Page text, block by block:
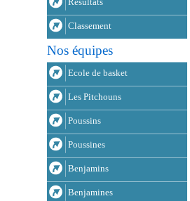
Résultats
Classement
Nos équipes
Ecole de basket
Les Pitchouns
Poussins
Poussines
Benjamins
Benjamines